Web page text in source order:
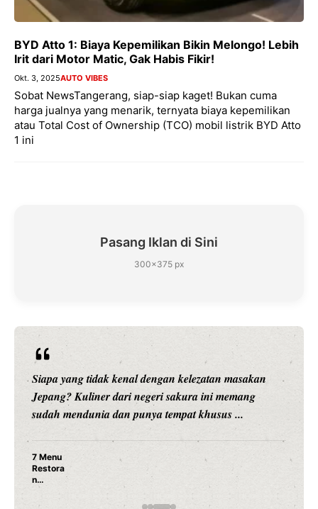
BYD Atto 1: Biaya Kepemilikan Bikin Melongo! Lebih
Irit dari Motor Matic, Gak Habis Fikir!
Okt. 3, 2025AUTO VIBES
Sobat NewsTangerang, siap-siap kaget! Bukan cuma
harga jualnya yang menarik, ternyata biaya kepemilikan
atau Total Cost of Ownership (TCO) mobil listrik BYD Atto
1 ini
Pasang Iklan di Sini
300×375 px
Siapa yang tidak kenal dengan kelezatan masakan
Jepang? Kuliner dari negeri sakura ini memang
sudah mendunia dan punya tempat khusus ...
7 Menu
Restora
n
Jepang
yang